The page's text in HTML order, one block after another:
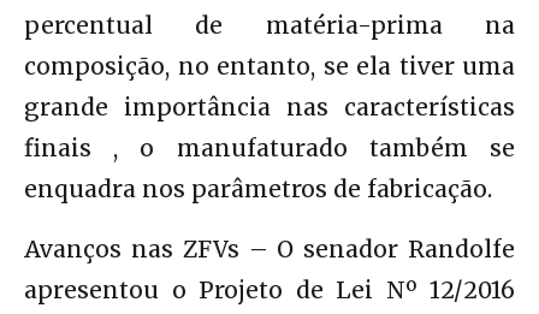
percentual de matéria-prima na
composição, no entanto, se ela tiver uma
grande importância nas características
finais , o manufaturado também se
enquadra nos parâmetros de fabricação.
Avanços nas ZFVs – O senador Randolfe
apresentou o Projeto de Lei Nº 12/2016